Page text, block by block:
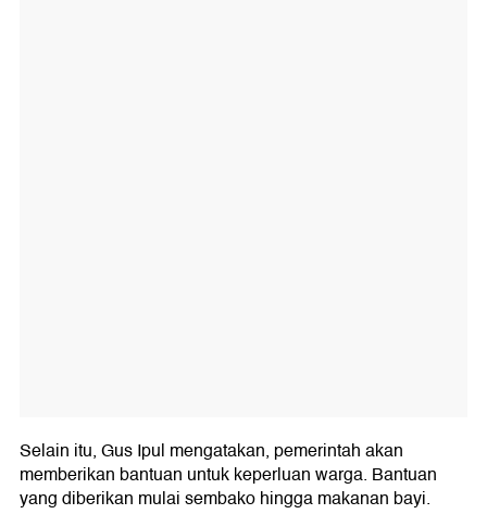
Selain itu, Gus Ipul mengatakan, pemerintah akan
memberikan bantuan untuk keperluan warga. Bantuan
yang diberikan mulai sembako hingga makanan bayi.